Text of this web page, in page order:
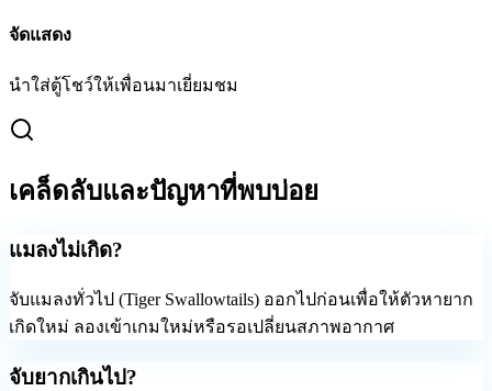
จัดแสดง
นำใส่ตู้โชว์ให้เพื่อนมาเยี่ยมชม
เคล็ดลับและปัญหาที่พบบ่อย
แมลงไม่เกิด?
จับแมลงทั่วไป (Tiger Swallowtails) ออกไปก่อนเพื่อให้ตัวหายาก
เกิดใหม่ ลองเข้าเกมใหม่หรือรอเปลี่ยนสภาพอากาศ
จับยากเกินไป?